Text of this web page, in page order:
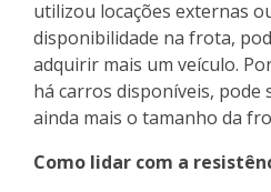
utilizou locações externas
disponibilidade na frota,
adquirir mais um veículo.
há carros disponíveis, pode
ainda mais o tamanho da
Como lidar com a